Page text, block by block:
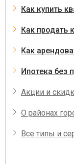
Как купить
Как продать
Как
Ипотека без
Акции и
О районах
Все типы и